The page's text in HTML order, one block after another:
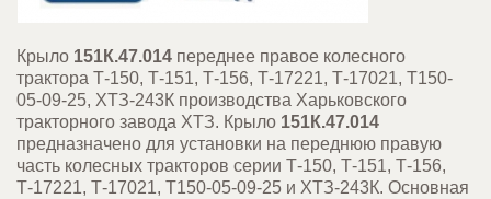
Крыло 151К.47.014 переднее правое колесного
трактора Т-150, Т-151, Т-156, Т-17221, Т-17021, Т150-
05-09-25, ХТЗ-243К производства Харьковского
тракторного завода ХТЗ. Крыло 151К.47.014
предназначено для установки на переднюю правую
часть колесных тракторов серии Т-150, Т-151, Т-156,
Т-17221, Т-17021, Т150-05-09-25 и ХТЗ-243К. Основная